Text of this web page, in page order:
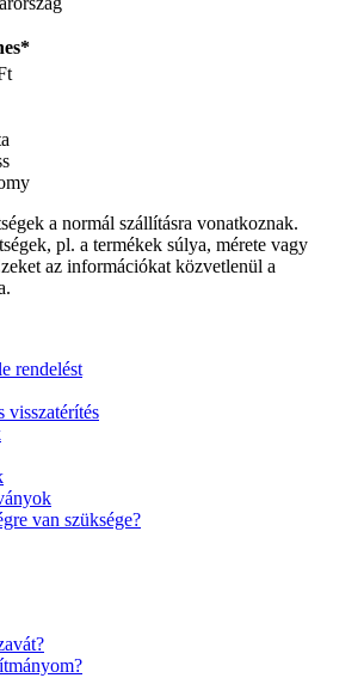
a normál szállításra vonatkoznak.
pl. a termékek súlya, mérete vagy
az információkat közvetlenül a
rendelést
visszatérítés
van szüksége?